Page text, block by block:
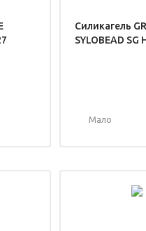
Силикагель
SYLOBEAD SG
Мало